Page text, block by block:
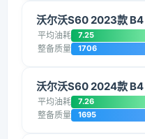
沃尔沃S60 2023款 B4
平均油耗 7.25
整备质量 1706
沃尔沃S60 2024款 B4
平均油耗 7.26
整备质量 1695